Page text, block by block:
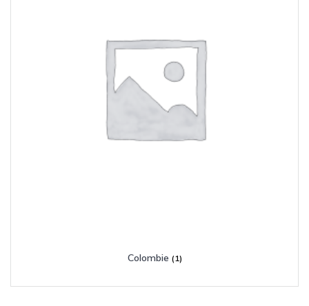
Colombie (1)